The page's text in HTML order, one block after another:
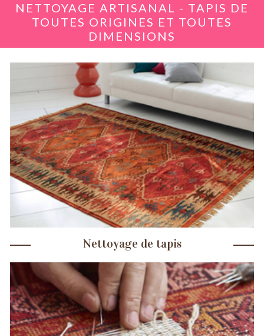
NETTOYAGE ARTISANAL - TAPIS DE
TOUTES ORIGINES ET TOUTES
DIMENSIONS
Nettoyage de tapis